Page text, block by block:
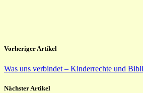
Vorheriger Artikel
Was uns verbindet – Kinderrechte und
Nächster Artikel